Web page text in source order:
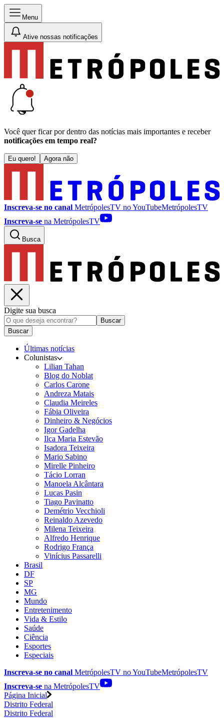
Menu
Ative nossas notificações
Você quer ficar por dentro das notícias mais importantes e receber
notificações em tempo real?
Eu quero! Agora não
Inscreva-se no canal MetrópolesTV noYouTubeMetrópolesTV
Inscreva-se na MetrópolesTV
Busca
Digite sua busca
Buscar
Buscar
Últimas notícias
Colunistas
Lilian Tahan
Blog do Noblat
Carlos Carone
Andreza Matais
Claudia Meireles
Fábia Oliveira
Dinheiro & Negócios
Igor Gadelha
Ilca Maria Estevão
Isadora Teixeira
Mario Sabino
Mirelle Pinheiro
Tácio Lorran
Manoela Alcântara
Lucas Pasin
Tiago Pavinatto
Demétrio Vecchioli
Reinaldo Azevedo
Milena Teixeira
Alfredo Henrique
Rodrigo França
Vinícius Passarelli
Brasil
DF
SP
MG
Mundo
Entretenimento
Vida & Estilo
Saúde
Ciência
Esportes
Especiais
Inscreva-se no canal MetrópolesTV noYouTubeMetrópolesTV
Inscreva-se na MetrópolesTV
Página Inicial
Distrito Federal
Distrito Federal